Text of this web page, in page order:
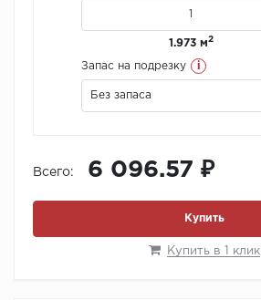
1.973 м2
Запас на подрезку i
Без запаса
Всего: 6 096.57 ₽
Купить
Купить в 1 клик